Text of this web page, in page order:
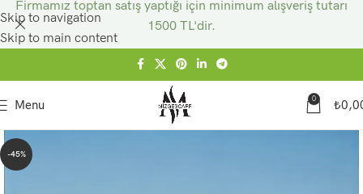
Skip to navigation
Skip to main content
Menu 0 ₺
-45%
Firmamız toptan satış yaptığı için minimum alışveriş tutarı
1500 TL'dir.